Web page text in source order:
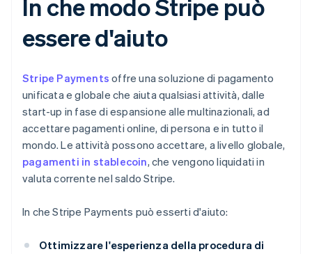
In che modo Stripe può
essere d'aiuto
Stripe Payments offre una soluzione di pagamento
unificata e globale che aiuta qualsiasi attività, dalle
start-up in fase di espansione alle multinazionali, ad
accettare pagamenti online, di persona e in tutto il
mondo. Le attività possono accettare, a livello globale,
pagamenti in stablecoin, che vengono liquidati in
valuta corrente nel saldo Stripe.
In che Stripe Payments può esserti d'aiuto:
Ottimizzare l'esperienza della procedura di